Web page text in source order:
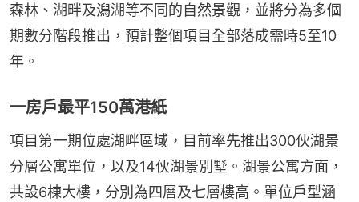
森林、湖畔及潟湖等不同的自然景觀，並將分為多個
期數分階段推出，預計整個項目全部落成需時5至10
年。
一房戶最平150萬港紙
項目第一期位處湖畔區域，目前率先推出300伙湖景
分層公寓單位，以及14伙湖景別墅。湖景公寓方面，
共設6棟大樓，分別為四層及七層樓高。單位戶型涵